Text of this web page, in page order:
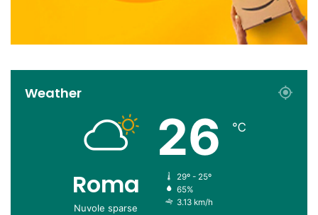
Weather
Roma
Nuvole sparse
26 ℃
29º - 25º
65%
3.13 km/h